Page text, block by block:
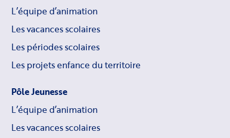
L’équipe d’animation
Les vacances scolaires
Les périodes scolaires
Les projets enfance du territoire
Pôle Jeunesse
L’équipe d’animation
Les vacances scolaires